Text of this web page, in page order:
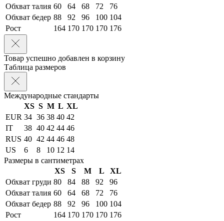
Обхват талия 60 64 68 72
76
Обхват бедер 88 92 96 100 104
Рост
164 170 170 170 176
Товар успешно добавлен в корзину
Таблица размеров
Международные стандарты
XS S M L XL
EUR 34 36 38 40 42
IT
38 40 42 44 46
RUS 40 42 44 46 48
US
6 8 10 12 14
Размеры в сантиметрах
XS
S M L
XL
Обхват груди 80 84 88 92
96
Обхват талия 60 64 68 72
76
Обхват бедер 88 92 96 100 104
Рост
164 170 170 170 176